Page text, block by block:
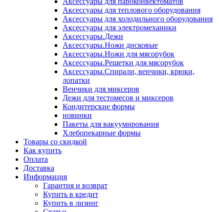
Аксессуары для теплового оборудования
Аксессуары для холодильного оборудования
Аксессуары для электромеханики
Аксессуары.Дежи
Аксессуары.Ножи дисковые
Аксессуары.Ножи для мясорубок
Аксессуары.Решетки для мясорубок
Аксессуары.Спирали, венчики, крюки,
лопатки
Венчики для миксеров
Дежи для тестомесов и миксеров
Кондитерские формы
новинки
Пакеты для вакуумирования
Хлебопекарные формы
Товары со скидкой
Как купить
Оплата
Доставка
Информация
Гарантия и возврат
Купить в кредит
Купить в лизинг